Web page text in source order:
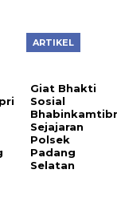
ARTIKEL
Giat Bhakti
Sejajaran
Polsek
Padang
Selatan